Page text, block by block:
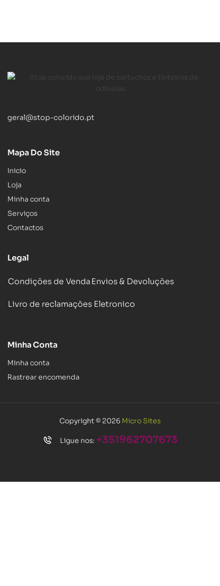
geral@stop-colorido.pt
Mapa Do Site
Inicio
Loja
Minha conta
Serviços
Contactos
Legal
Condições de VendaEnvios & Devoluções
Livro de reclamações Eletronico
Minha Conta
Minha conta
Rastrear encomenda
Copyright © 2026 Micro Sites
Ligue nos: +351962707673